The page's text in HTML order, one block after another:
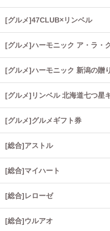
[グルメ]47CLUB×リンベル
[グルメ]ハーモニック ア・ラ・
[グルメ]ハーモニック 新潟の贈
[グルメ]リンベル 北海道七つ星
[グルメ]グルメギフト券
[総合]アストル
[総合]マイハート
[総合]レローゼ
[総合]ウルアオ